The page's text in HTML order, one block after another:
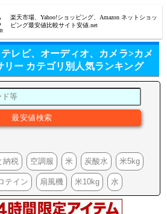
楽天市場、Yahoo!ショッピング、Amazon ネットショッ
ピング最安値比較サイト安値.net
レビ、オーディオ、カメラ>カメ
リー カテゴリ別人気ランキング
納税 空調服 米 炭酸水 米5kg
テイン 扇風機 米10kg 水